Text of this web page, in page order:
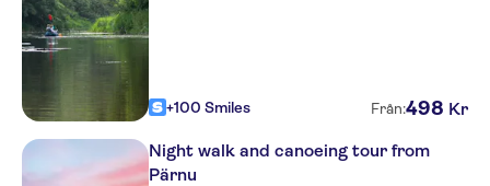
+100 Smiles Från:498 Kr
Night walk and canoeing tour from
Pärnu